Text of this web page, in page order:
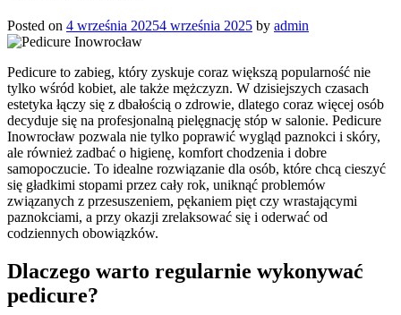
Posted on 4 września 20254 września 2025 by admin
Pedicure to zabieg, który zyskuje coraz większą popularność nie
tylko wśród kobiet, ale także mężczyzn. W dzisiejszych czasach
estetyka łączy się z dbałością o zdrowie, dlatego coraz więcej osób
decyduje się na profesjonalną pielęgnację stóp w salonie. Pedicure
Inowrocław pozwala nie tylko poprawić wygląd paznokci i skóry,
ale również zadbać o higienę, komfort chodzenia i dobre
samopoczucie. To idealne rozwiązanie dla osób, które chcą cieszyć
się gładkimi stopami przez cały rok, uniknąć problemów
związanych z przesuszeniem, pękaniem pięt czy wrastającymi
paznokciami, a przy okazji zrelaksować się i oderwać od
codziennych obowiązków.
Dlaczego warto regularnie wykonywać
pedicure?